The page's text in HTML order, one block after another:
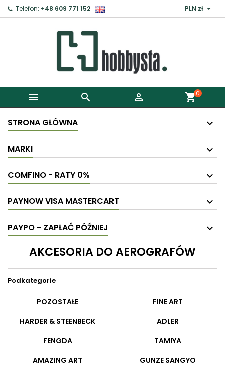
Telefon: +48 609 771 152 PLN zł 
   shopping_cart0
STRONA GŁÓWNA
MARKI
COMFINO - RATY 0%
PAYNOW VISA MASTERCART
PAYPO - ZAPŁAĆ PÓŹNIEJ
AKCESORIA DO AEROGRAFÓW
Podkategorie
POZOSTAŁE
FINE ART
HARDER & STEENBECK
ADLER
FENGDA
TAMIYA
AMAZING ART
GUNZE SANGYO
Zaloguj ×
Aby zapisać produkty do Schowka, musisz się
Anuluj Zaloguj